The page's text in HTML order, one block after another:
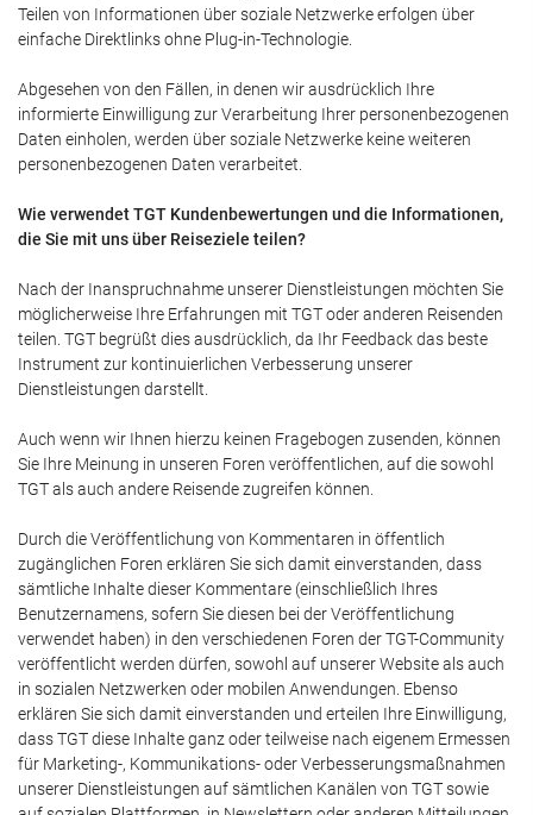
Teilen von Informationen über soziale Netzwerke erfolgen über
einfache Direktlinks ohne Plug-in-Technologie.
Abgesehen von den Fällen, in denen wir ausdrücklich Ihre
informierte Einwilligung zur Verarbeitung Ihrer personenbezogenen
Daten einholen, werden über soziale Netzwerke keine weiteren
personenbezogenen Daten verarbeitet.
Wie verwendet TGT Kundenbewertungen und die Informationen,
die Sie mit uns über Reiseziele teilen?
Nach der Inanspruchnahme unserer Dienstleistungen möchten Sie
möglicherweise Ihre Erfahrungen mit TGT oder anderen Reisenden
teilen. TGT begrüßt dies ausdrücklich, da Ihr Feedback das beste
Instrument zur kontinuierlichen Verbesserung unserer
Dienstleistungen darstellt.
Auch wenn wir Ihnen hierzu keinen Fragebogen zusenden, können
Sie Ihre Meinung in unseren Foren veröffentlichen, auf die sowohl
TGT als auch andere Reisende zugreifen können.
Durch die Veröffentlichung von Kommentaren in öffentlich
zugänglichen Foren erklären Sie sich damit einverstanden, dass
sämtliche Inhalte dieser Kommentare (einschließlich Ihres
Benutzernamens, sofern Sie diesen bei der Veröffentlichung
verwendet haben) in den verschiedenen Foren der TGT-Community
veröffentlicht werden dürfen, sowohl auf unserer Website als auch
in sozialen Netzwerken oder mobilen Anwendungen. Ebenso
erklären Sie sich damit einverstanden und erteilen Ihre Einwilligung,
dass TGT diese Inhalte ganz oder teilweise nach eigenem Ermessen
für Marketing-, Kommunikations- oder Verbesserungsmaßnahmen
unserer Dienstleistungen auf sämtlichen Kanälen von TGT sowie